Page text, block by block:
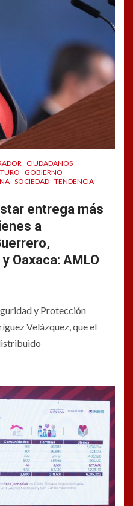
CIUDADANOS
GOBIERNO
SOCIEDAD TENDENCIA
entrega más
a
Oaxaca: AMLO
y Protección
Velázquez, que el